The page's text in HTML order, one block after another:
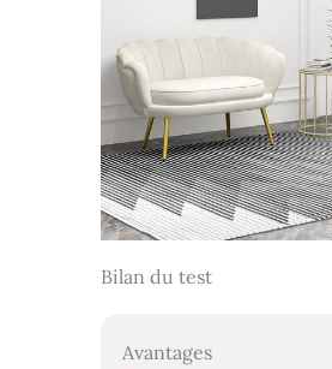
Bilan du test
Avantages